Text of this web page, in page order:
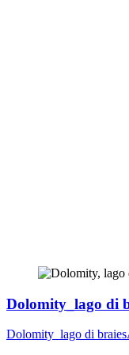
Dolomity_lago di
Dolomity_lago di braies